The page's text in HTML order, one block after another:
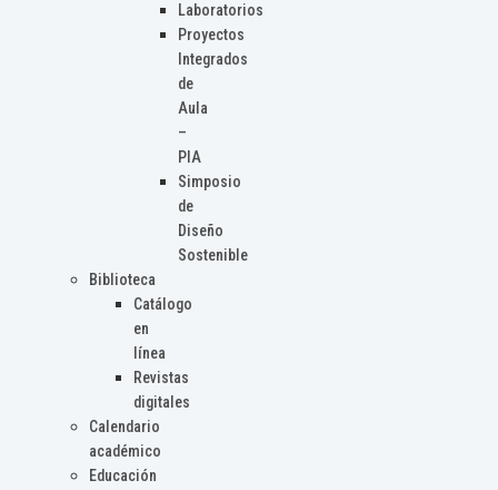
Laboratorios
Proyectos
Integrados
de
Aula
–
PIA
Simposio
de
Diseño
Sostenible
Biblioteca
Catálogo
en
línea
Revistas
digitales
Calendario
académico
Educación